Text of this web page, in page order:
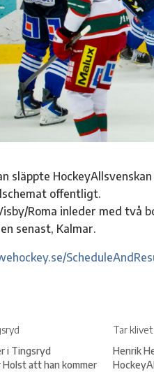
släppte
offentligt.
Roma inleder med två
senast, Kalmar.
i Tingsryd
Holst att han kommer
Tar
Henrik